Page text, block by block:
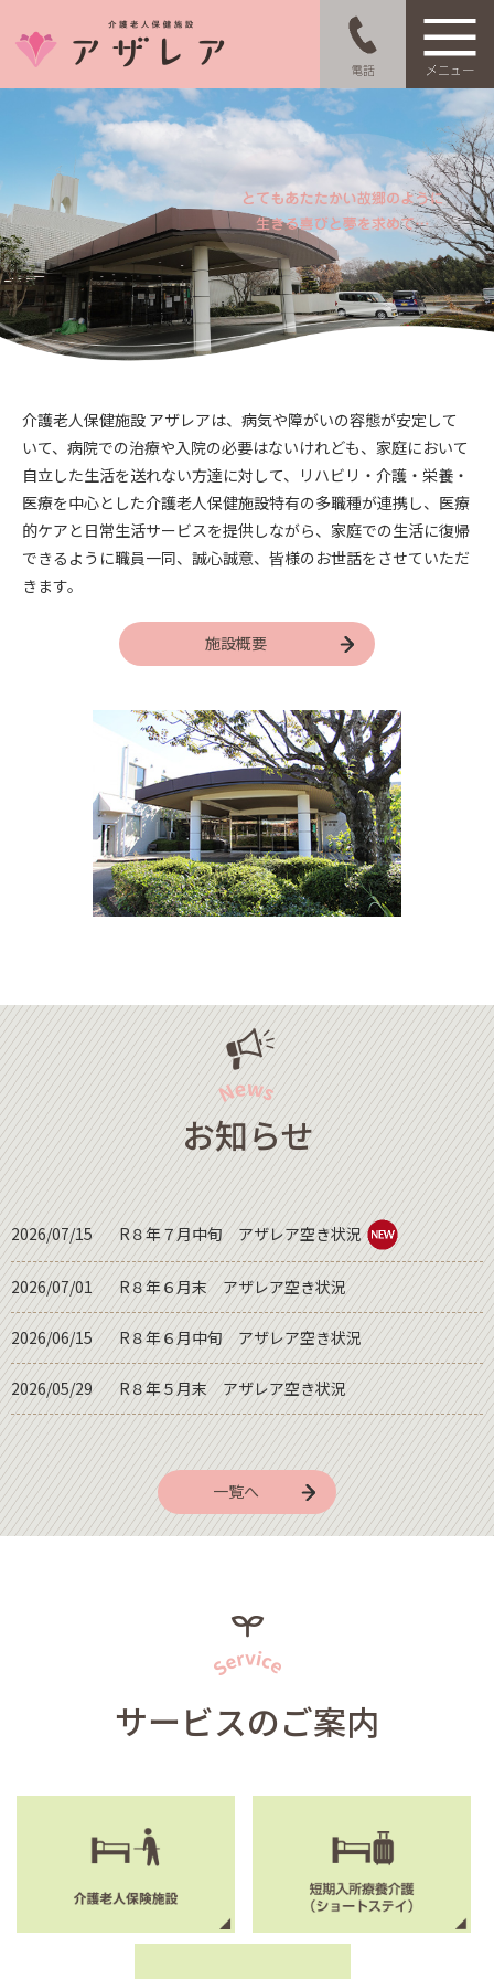
介
介護老人保健施設 アザレアは、病気や障がいの容態が安定して
いて、病院での治療や入院の必要はないけれども、家庭において
自立した生活を送れない方達に対して、リハビリ・介護・栄養・
医療を中心とした介護老人保健施設特有の多職種が連携し、医療
的ケアと日常生活サービスを提供しながら、家庭での生活に復帰
できるように職員一同、誠心誠意、皆様のお世話をさせていただ
きます。
施設概要
お知らせ
2026/07/15 R８年７月中旬 アザレア空き状況
2026/07/01 R８年６月末 アザレア空き状況
2026/06/15 R８年６月中旬 アザレア空き状況
2026/05/29 R８年５月末 アザレア空き状況
一覧へ
サービスのご案内